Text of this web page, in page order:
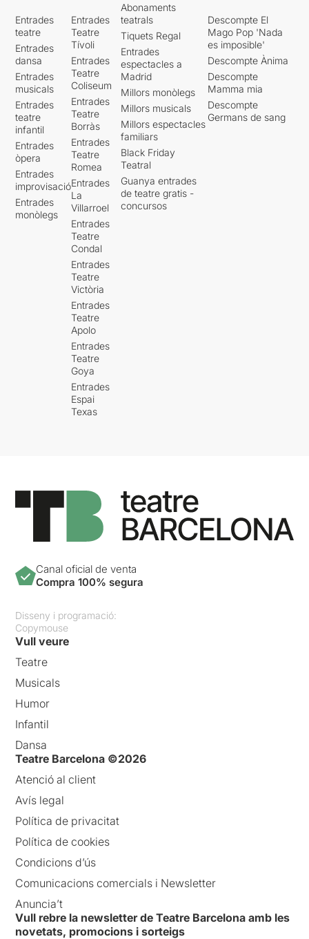
Entrades
teatre
Entrades
dansa
Entrades
musicals
Entrades
teatre
infantil
Entrades
òpera
Entrades
improvisació
Entrades
monòlegs
Entrades
Teatre
Tívoli
Entrades
Teatre
Coliseum
Entrades
Teatre
Borràs
Entrades
Teatre
Romea
Entrades
La
Villarroel
Entrades
Teatre
Condal
Entrades
Teatre
Victòria
Entrades
Teatre
Apolo
Entrades
Teatre
Goya
Entrades
Espai
Texas
Abonaments
teatrals
Tiquets Regal
Entrades
espectacles a
Madrid
Millors monòlegs
Millors musicals
Millors espectacles
familiars
Black Friday
Teatral
Guanya entrades
de teatre gratis -
concursos
Descompte El
Mago Pop 'Nada
es imposible'
Descompte Ànima
Descompte
Mamma mia
Descompte
Germans de sang
Canal oficial de venta
Compra 100% segura
Disseny i programació:
Copymouse
Vull veure
Teatre
Musicals
Humor
Infantil
Dansa
Teatre Barcelona ©2026
Atenció al client
Avís legal
Política de privacitat
Política de cookies
Condicions d’ús
Comunicacions comercials i Newsletter
Anuncia’t
Vull rebre la newsletter de Teatre Barcelona amb les
novetats, promocions i sorteigs